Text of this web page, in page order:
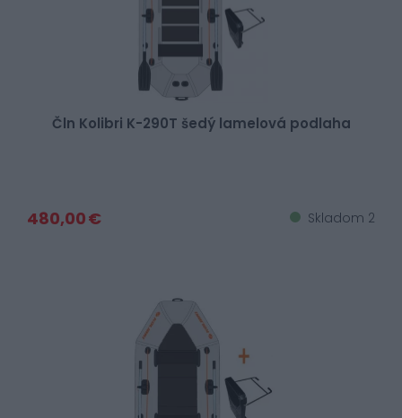
Čln Kolibri K-290T šedý lamelová podlaha
480,00 € Skladom 2